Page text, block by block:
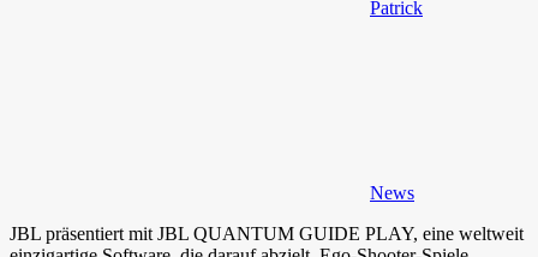
Patrick
News
JBL präsentiert mit JBL QUANTUM GUIDE PLAY, eine weltweit